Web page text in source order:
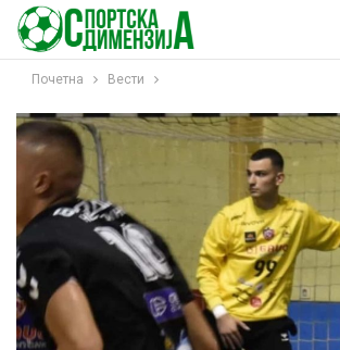
Почетна Вести